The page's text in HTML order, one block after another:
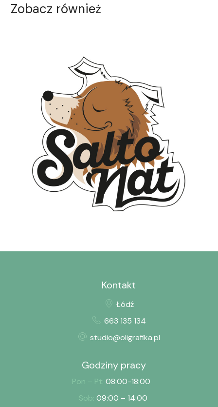
Zobacz również
Logo – SaltoNat
Projekty graficzne i ilustracje
Kontakt
Łódź
663 135 134
studio@oligrafika.pl
Godziny pracy
Pon – Pt: 08:00-18:00
Sob: 09:00 – 14:00